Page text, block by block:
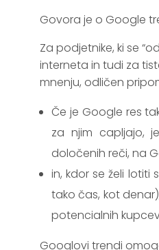
Govora je o Google
Za podjetnike, ki se
interneta in tudi za
mnenju, odličen
Če je Google res
za njim capljajo,
določenih reči, na
in, kdor se želi
tako čas, kot
potencialnih
Googlovi trendi